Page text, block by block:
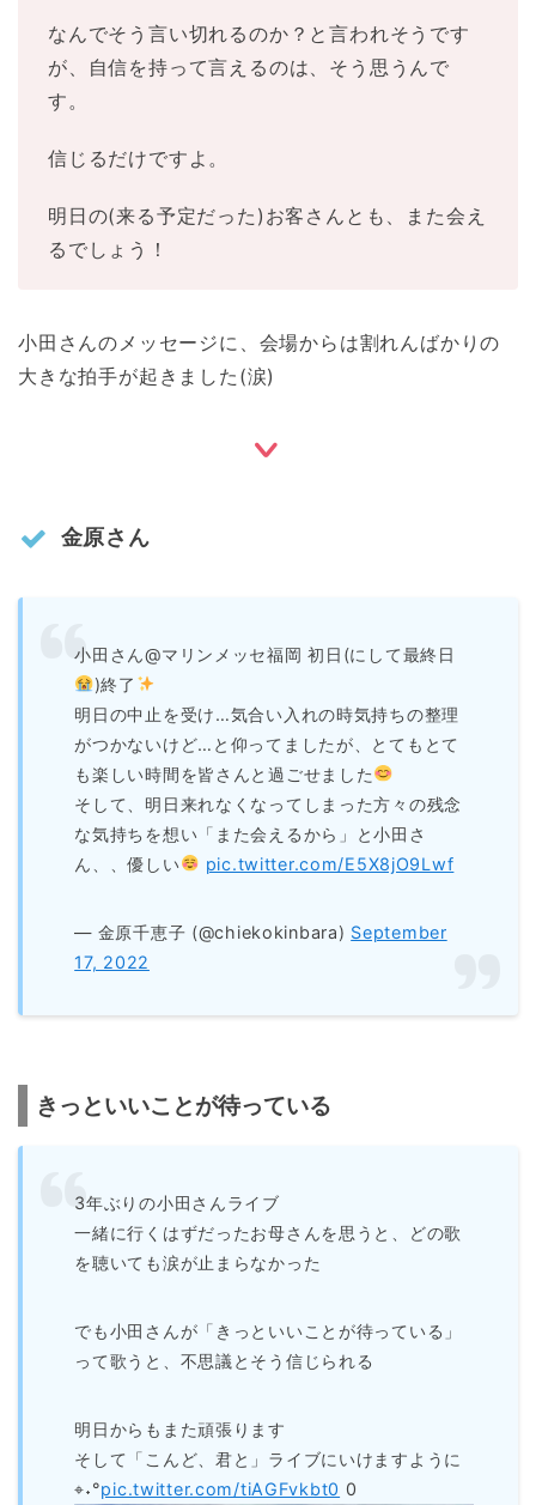
なんでそう言い切れるのか？と言われそうです
が、自信を持って言えるのは、そう思うんで
す。
信じるだけですよ。
明日の(来る予定だった)お客さんとも、また会え
るでしょう！
小田さんのメッセージに、会場からは割れんばかりの
大きな拍手が起きました(涙)
金原さん
小田さん@マリンメッセ福岡 初日(にして最終日
)終了
明日の中止を受け…気合い入れの時気持ちの整理
がつかないけど…と仰ってましたが、とてもとて
も楽しい時間を皆さんと過ごせました
そして、明日来れなくなってしまった方々の残念
な気持ちを想い「また会えるから」と小田さ
ん、、優しい
pic.twitter.com/E5X8jO9Lwf
— 金原千恵子 (@chiekokinbara) September
17, 2022
きっといいことが待っている
3年ぶりの小田さんライブ
一緒に行くはずだったお母さんを思うと、どの歌
を聴いても涙が止まらなかった
でも小田さんが「きっといいことが待っている」
って歌うと、不思議とそう信じられる
明日からもまた頑張ります
そして「こんど、君と」ライブにいけますように
⌖˖°pic.twitter.com/tiAGFvkbt0 0